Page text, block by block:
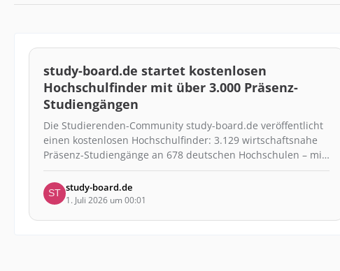
study-board.de startet kostenlosen
Hochschulfinder mit über 3.000 Präsenz-
Studiengängen
Die Studierenden-Community study-board.de veröffentlicht
einen kostenlosen Hochschulfinder: 3.129 wirtschaftsnahe
Präsenz-Studiengänge an 678 deutschen Hochschulen – mit
geführtem Quiz, Filtern und Karte.
study-board.de
1. Juli 2026 um 00:01